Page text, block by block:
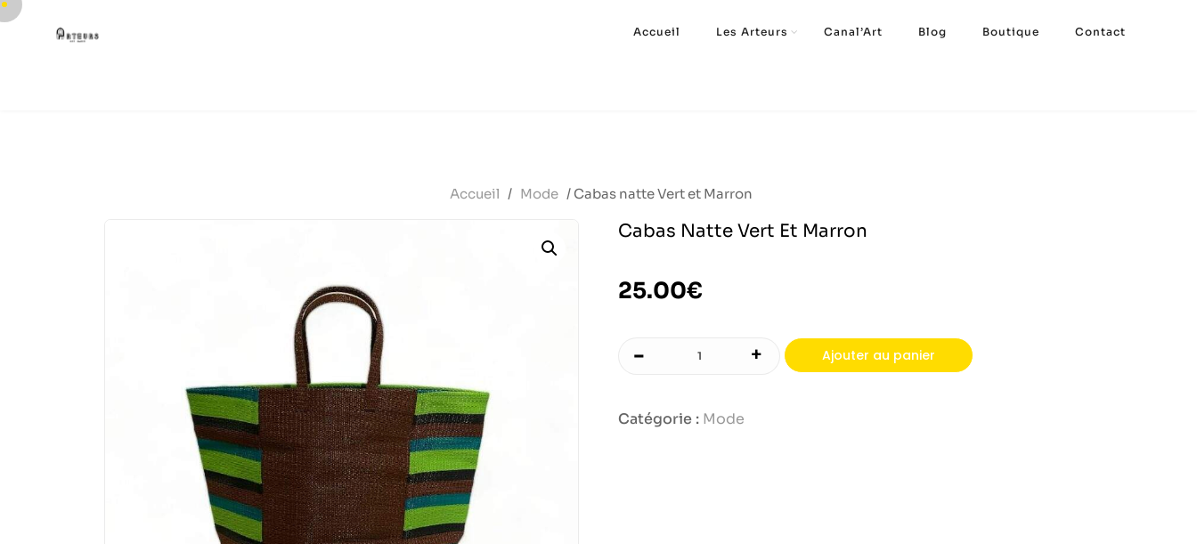
Accueil Les Arteurs Canal’Art Blog Boutique Contact
Accueil / Mode / Cabas natte Vert et Marron
Cabas Natte Vert Et Marron
25.00€
+
- Ajouter au panier
Catégorie : Mode